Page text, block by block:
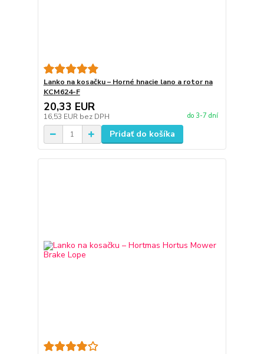
Lanko na kosačku – Horné hnacie lano a rotor na
KCM624-F
20,33 EUR
16,53 EUR bez DPH do 3-7 dní
Pridať do košíka